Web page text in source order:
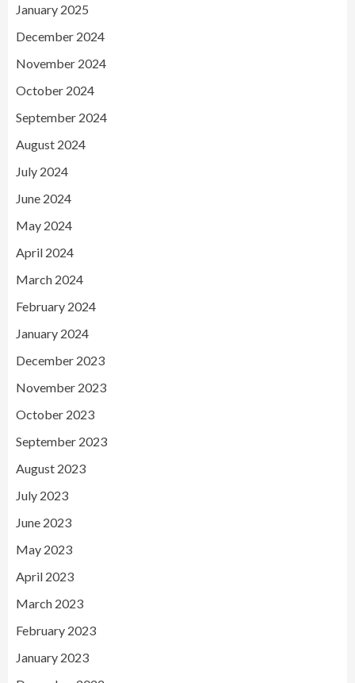
January 2025
December 2024
November 2024
October 2024
September 2024
August 2024
July 2024
June 2024
May 2024
April 2024
March 2024
February 2024
January 2024
December 2023
November 2023
October 2023
September 2023
August 2023
July 2023
June 2023
May 2023
April 2023
March 2023
February 2023
January 2023